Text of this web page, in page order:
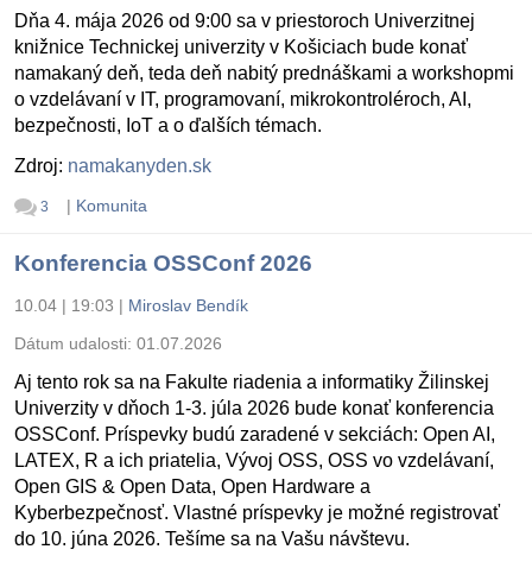
Dňa 4. mája 2026 od 9:00 sa v priestoroch Univerzitnej
knižnice Technickej univerzity v Košiciach bude konať
namakaný deň, teda deň nabitý prednáškami a workshopmi
o vzdelávaní v IT, programovaní, mikrokontroléroch, AI,
bezpečnosti, IoT a o ďalších témach.
Zdroj: namakanyden.sk
3 | Komunita
Konferencia OSSConf 2026
10.04 | 19:03 | Miroslav Bendík
Dátum udalosti: 01.07.2026
Aj tento rok sa na Fakulte riadenia a informatiky Žilinskej
Univerzity v dňoch 1-3. júla 2026 bude konať konferencia
OSSConf. Príspevky budú zaradené v sekciách: Open AI,
LATEX, R a ich priatelia, Vývoj OSS, OSS vo vzdelávaní,
Open GIS & Open Data, Open Hardware a
Kyberbezpečnosť. Vlastné príspevky je možné registrovať
do 10. júna 2026. Tešíme sa na Vašu návštevu.